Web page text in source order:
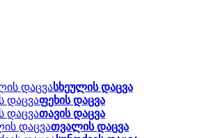
სხეულის დაცვა
ფეხის დაცვა
თავის დაცვა
თვალის დაცვა